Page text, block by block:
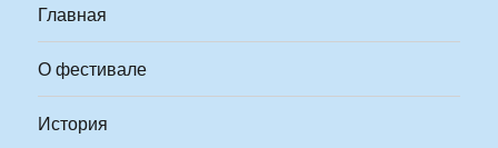
Главная
О фестивале
История